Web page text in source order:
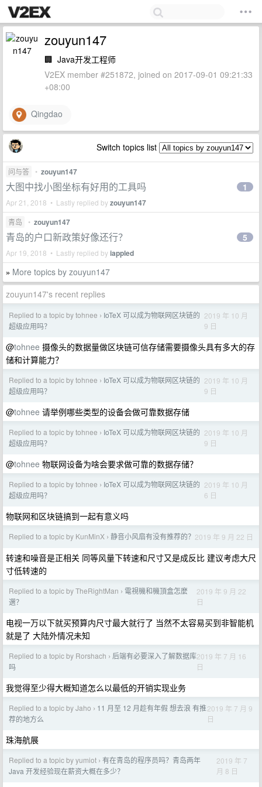
zouyun147
🏢 Java开发工程师
V2EX member #251872, joined on 2017-09-01 09:21:33
+08:00
Qingdao
Switch topics list
问与答 • zouyun147
大图中找小图坐标有好用的工具吗
Apr 21, 2018 • Lastly replied byzouyun147
1
青岛 • zouyun147
青岛的户口新政策好像还行？
Apr 19, 2018 • Lastly replied byiappled
5
» More topics by zouyun147
zouyun147's recent replies
Replied to a topic by tohnee › IoTeX 可以成为物联网区块链的
超级应用吗？
2019 年 10 月
9 日
@tohnee 摄像头的数据量做区块链可信存储需要摄像头具有多大的存
储和计算能力？
Replied to a topic by tohnee › IoTeX 可以成为物联网区块链的
超级应用吗？
2019 年 10 月
9 日
@tohnee 请举例哪些类型的设备会做可靠数据存储
Replied to a topic by tohnee › IoTeX 可以成为物联网区块链的
超级应用吗？
2019 年 10 月
9 日
@tohnee 物联网设备为啥会要求做可靠的数据存储？
Replied to a topic by tohnee › IoTeX 可以成为物联网区块链的
超级应用吗？
2019 年 10 月
6 日
物联网和区块链搞到一起有意义吗
Replied to a topic by KunMinX › 静音小风扇有没有推荐的？ 2019 年 9 月 22 日
转速和噪音是正相关 同等风量下转速和尺寸又是成反比 建议考虑大尺
寸低转速的
Replied to a topic by TheRightMan › 電視機和機頂盒怎麼
選？
2019 年 9 月 22
日
电视一万以下就买预算内尺寸最大就行了 当然不太容易买到非智能机
就是了 大陆外情况未知
Replied to a topic by Rorshach › 后端有必要深入了解数据库
吗
2019 年 7 月 16
日
我觉得至少得大概知道怎么以最低的开销实现业务
Replied to a topic by Jaho › 11 月至 12 月趁有年假 想去浪 有推
荐的地方么
2019 年 7 月 9
日
珠海航展
Replied to a topic by yumiot › 有在青岛的程序员吗？青岛两年
Java 开发经验现在薪资大概在多少？
2019 年 7
月 8 日